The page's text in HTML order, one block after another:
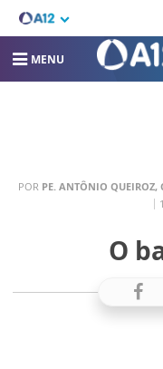
MENU
POR PE. ANTÔNIO QUEIROZ,
O